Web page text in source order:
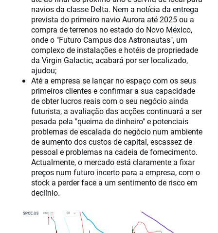
navios da classe Delta. Nem a notícia da entrega
prevista do primeiro navio Aurora até 2025 ou a
compra de terrenos no estado do Novo México,
onde o "Futuro Campus dos Astronautas", um
complexo de instalações e hotéis de propriedade
da Virgin Galactic, acabará por ser localizado,
ajudou;
Até a empresa se lançar no espaço com os seus
primeiros clientes e confirmar a sua capacidade
de obter lucros reais com o seu negócio ainda
futurista, a avaliação das acções continuará a ser
pesada pela "queima de dinheiro" e potenciais
problemas de escalada do negócio num ambiente
de aumento dos custos de capital, escassez de
pessoal e problemas na cadeia de fornecimento.
Actualmente, o mercado está claramente a fixar
preços num futuro incerto para a empresa, com o
stock a perder face a um sentimento de risco em
declínio.